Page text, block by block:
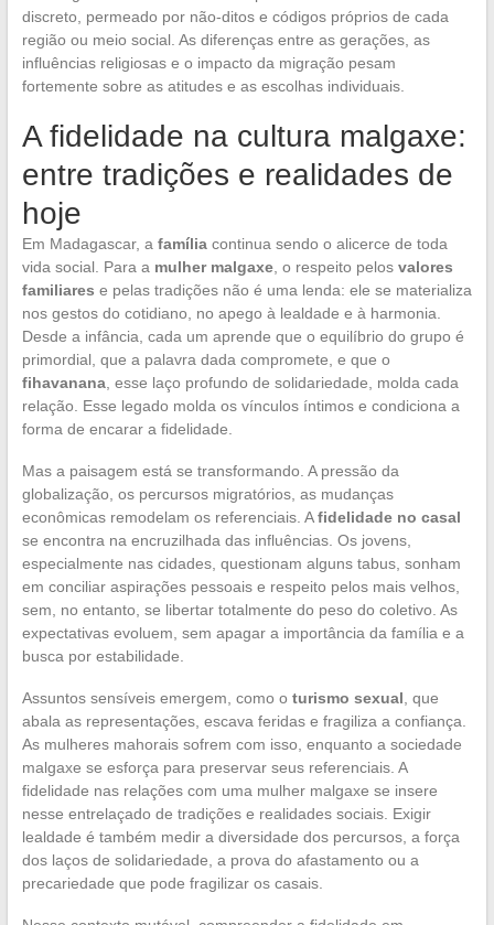
discreto, permeado por não-ditos e códigos próprios de cada
região ou meio social. As diferenças entre as gerações, as
influências religiosas e o impacto da migração pesam
fortemente sobre as atitudes e as escolhas individuais.
A fidelidade na cultura malgaxe:
entre tradições e realidades de
hoje
Em Madagascar, a famíliacontinua sendo o alicerce de toda
vida social. Para a mulher malgaxe, o respeito pelos valores
familiares e pelas tradições não é uma lenda: ele se materializa
nos gestos do cotidiano, no apego à lealdade e à harmonia.
Desde a infância, cada um aprende que o equilíbrio do grupo é
primordial, que a palavra dada compromete, e que o
fihavanana, esse laço profundo de solidariedade, molda cada
relação. Esse legado molda os vínculos íntimos e condiciona a
forma de encarar a fidelidade.
Mas a paisagem está se transformando. A pressão da
globalização, os percursos migratórios, as mudanças
econômicas remodelam os referenciais. Afidelidade no casal
se encontra na encruzilhada das influências. Os jovens,
especialmente nas cidades, questionam alguns tabus, sonham
em conciliar aspirações pessoais e respeito pelos mais velhos,
sem, no entanto, se libertar totalmente do peso do coletivo. As
expectativas evoluem, sem apagar a importância da família e a
busca por estabilidade.
Assuntos sensíveis emergem, como o turismo sexual , que
abala as representações, escava feridas e fragiliza a confiança.
As mulheres mahorais sofrem com isso, enquanto a sociedade
malgaxe se esforça para preservar seus referenciais. A
fidelidade nas relações com uma mulher malgaxe se insere
nesse entrelaçado de tradições e realidades sociais. Exigir
lealdade é também medir a diversidade dos percursos, a força
dos laços de solidariedade, a prova do afastamento ou a
precariedade que pode fragilizar os casais.